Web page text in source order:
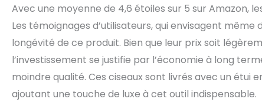
Avec une moyenne de 4,6 étoiles sur 5 sur Amazon,
Les témoignages d’utilisateurs, qui envisagent
longévité de ce produit. Bien que leur prix soit
l’investissement se justifie par l’économie à long
moindre qualité. Ces ciseaux sont livrés avec un étui
ajoutant une touche de luxe à cet outil indispensable.